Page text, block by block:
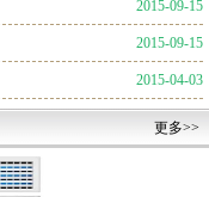
2015-09-15
2015-09-15
2015-04-03
更多>>